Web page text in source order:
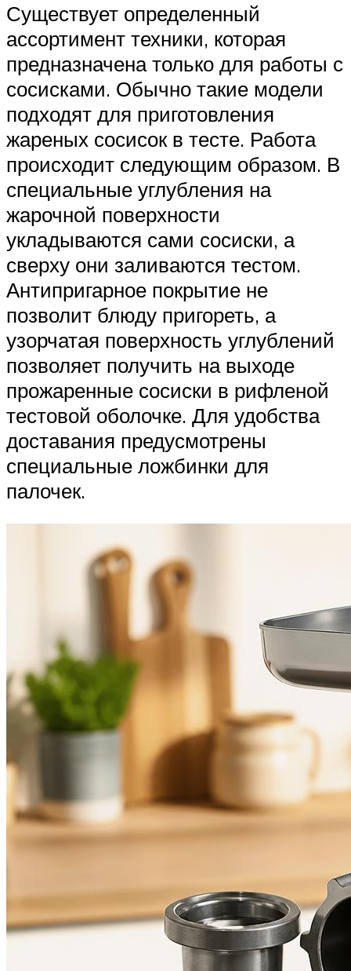
Существует определенный
ассортимент техники, которая
предназначена только для работы с
сосисками. Обычно такие модели
подходят для приготовления
жареных сосисок в тесте. Работа
происходит следующим образом. В
специальные углубления на
жарочной поверхности
укладываются сами сосиски, а
сверху они заливаются тестом.
Антипригарное покрытие не
позволит блюду пригореть, а
узорчатая поверхность углублений
позволяет получить на выходе
прожаренные сосиски в рифленой
тестовой оболочке. Для удобства
доставания предусмотрены
специальные ложбинки для
палочек.